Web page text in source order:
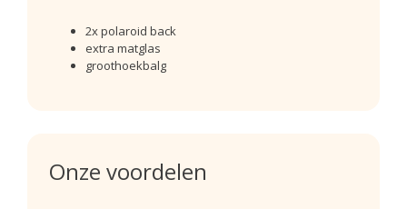
2x polaroid back
extra matglas
groothoekbalg
Onze voordelen